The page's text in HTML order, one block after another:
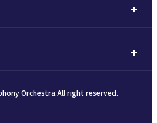
針
Orchestra.All right reserved.